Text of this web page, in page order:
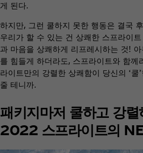
게 된다.
하지만, 그런 쿨하지 못한 행동은 결국
우리가 할 수 있는 건 상쾌한 스프라이
과 마음을 상쾌하게 리프레시하는 것!
를 힘들게 하더라도, 스프라이트와 함께
라이트만의 강렬한 상쾌함이 당신의 ‘쿨
줄 테니까.
패키지마저 쿨하고 강렬
2022 스프라이트의